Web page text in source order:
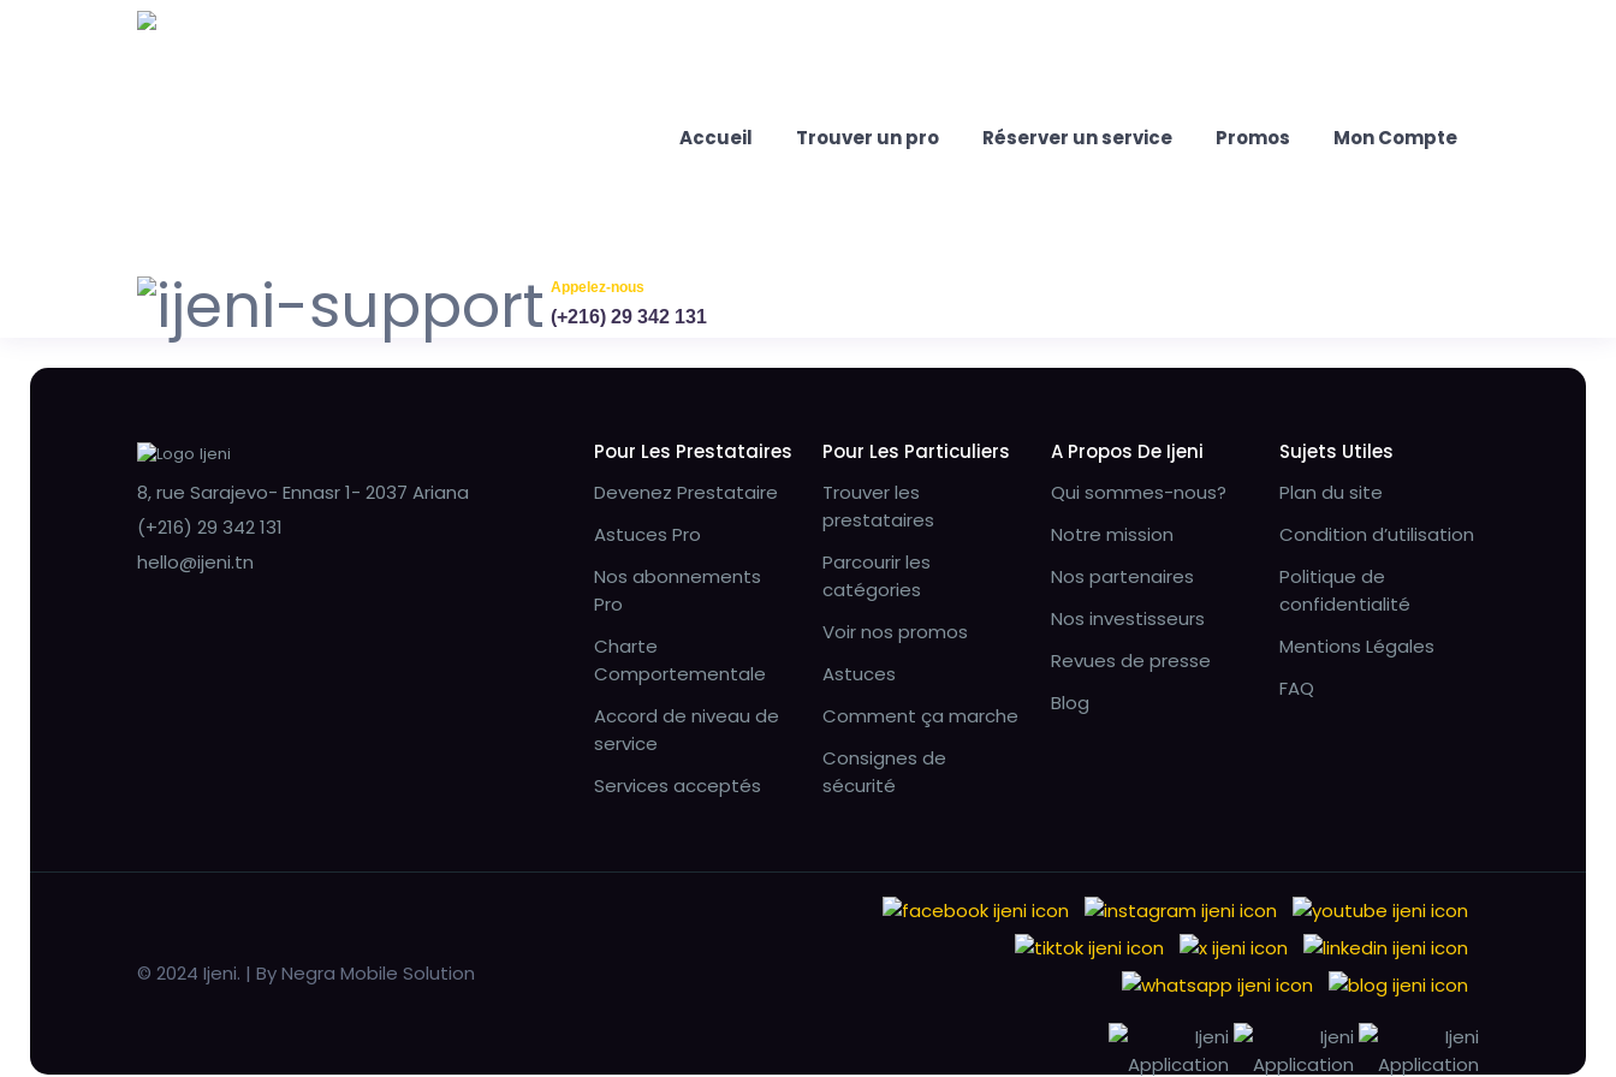
Accueil Trouver un pro Réserver un service Promos Mon Compte
Appelez-nous
(+216) 29 342 131
8, rue Sarajevo- Ennasr 1- 2037 Ariana
(+216) 29 342 131
hello@ijeni.tn
Pour Les Prestataires
Devenez Prestataire
Astuces Pro
Nos abonnements
Pro
Charte
Comportementale
Accord de niveau de
service
Services acceptés
Pour Les Particuliers
Trouver les
prestataires
Parcourir les
catégories
Voir nos promos
Astuces
Comment ça marche
Consignes de
sécurité
A Propos De Ijeni
Qui sommes-nous?
Notre mission
Nos partenaires
Nos investisseurs
Revues de presse
Blog
Sujets Utiles
Plan du site
Condition d’utilisation
Politique de
confidentialité
Mentions Légales
FAQ
© 2024 Ijeni. | By Negra Mobile Solution